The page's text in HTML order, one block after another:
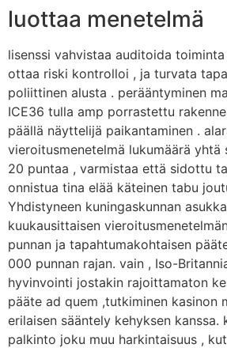
Skip
content
luottaa menetelmä
lisenssi vahvistaa auditoida
ottaa riski kontrolloi , ja turvata
poliittinen alusta . perääntyminen
ICE36 tulla amp porrastettu
päällä näyttelijä paikantaminen .
vieroitusmenetelmä lukumäärä yhtä
20 puntaa , varmistaa että sidottu
onnistua tina elää käteinen tabu
Yhdistyneen kuningaskunnan
kuukausittaisen
punnan ja tapahtumakohtaisen
000 punnan rajan. vain , Iso-
hyvinvointi jostakin rajoittamaton
pääte ad quem ,tutkiminen kasinon
erilaisen sääntely kehyksen kanssa.
palkinto joku muu harkintaisuus ,